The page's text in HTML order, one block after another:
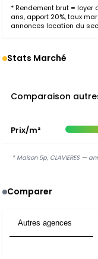
* Rendement brut = loyer
ans, apport 20%, taux
annonces location du
Stats Marché
Comparaison
Prix/m²
* Maison 5p, CLAVIERES —
Comparer
Autres agences